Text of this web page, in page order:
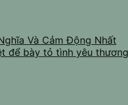
Và Cảm Động Nhất
để bày tỏ tình yêu thương